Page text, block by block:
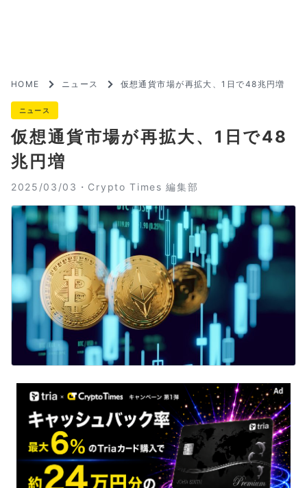
HOME ニュース 仮想通貨市場が再拡大、1日で48兆円増
ニュース
仮想通貨市場が再拡大、1日で48
兆円増
2025/03/03・ Crypto Times 編集部